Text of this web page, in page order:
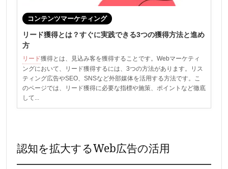
コンテンツマーケティング
リード獲得とは？すぐに実践できる3つの獲得方法と進め
方
リード獲得とは、見込み客を獲得することです。Webマーケティ
ングにおいて、リード獲得するには、3つの方法があります。リス
ティング広告やSEO、SNSなど外部媒体を活用する方法です。こ
のページでは、リード獲得に必要な指標や施策、ポイントなど徹底
して...
認知を拡大するWeb広告の活用